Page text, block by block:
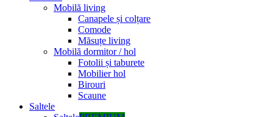
Mobilă living
Canapele și colțare
Comode
Măsuțe living
Mobilă dormitor / hol
Fotolii și taburete
Mobilier hol
Birouri
Scaune
Saltele